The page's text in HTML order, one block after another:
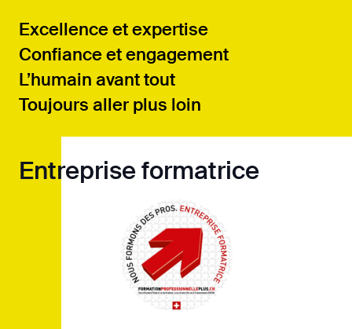
Excellence et expertise
Confiance et engagement
L’humain avant tout
Toujours aller plus loin
Entreprise formatrice